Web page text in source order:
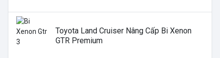
Toyota Land Cruiser Nâng Cấp Bi Xenon
GTR Premium